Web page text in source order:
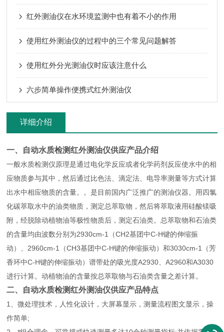
红外测油仪在水环境监测中也有着不小的作用
使用红外测油仪的过程中的三个常见问题解答
使用红外分光测油仪时应该注意什么
六步简单操作便携式红外测油仪
详细介绍
一、 自动水质检测红外测油仪供应产品介绍
一般水质检测仪原理是通过电化学反应或者化学药剂反应使水中的相
应物质参与其中，然后通过比色法、滴定法、电导率测量等方式计算
出水中相应物质的含量。。是目前国内广泛推广的测油仪器。用四氯
化碳萃取水中的油类物质，测定总萃取物，然后将萃取液用硅酸镁吸
附，经脱除动植物油等极性物质后，测定石油类。总萃取物和石油类
的含量均由波数分别为2930cm-1（CH2基团中C-H键的伸缩振
动）、2960cm-1（CH3基团中C-H键的伸缩振动）和3030cm-1（芳
香环中C-H键的伸缩振动）谱带处的吸光度A2930、A2960和A3030
进行计算。动植物油的含量按总萃取物与石油类含量之差计算。
二、 自动水质检测红外测油仪供应产品特点
1、微处理技术，人性化设计，大屏幕显示，测量流程图文显示，操
作简单;